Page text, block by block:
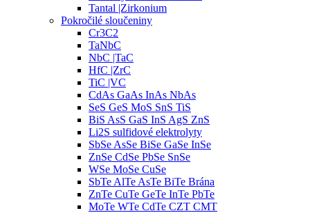
Tantal |Zirkonium
Pokročilé sloučeniny
Cr3C2
TaNbC
NbC |TaC
HfC |ZrC
TiC |VC
CdAs GaAs InAs NbAs
SeS GeS MoS SnS TiS
BiS AsS GaS InS AgS ZnS
Li2S sulfidové elektrolyty
SbSe AsSe BiSe GaSe InSe
ZnSe CdSe PbSe SnSe
WSe MoSe CuSe
SbTe AlTe AsTe BiTe Brána
ZnTe CuTe GeTe InTe PbTe
MoTe WTe CdTe CZT CMT